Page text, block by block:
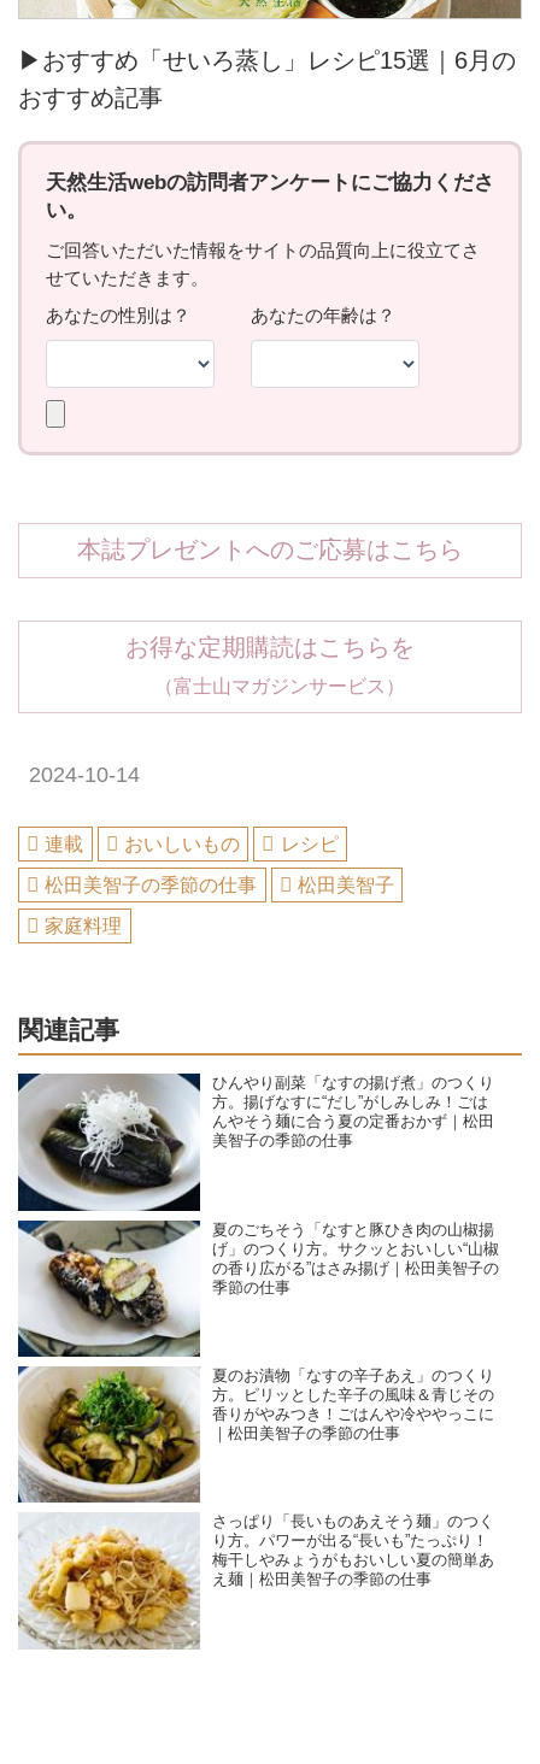
▶おすすめ「せいろ蒸し」レシピ15選｜6月の
おすすめ記事
本誌プレゼントへのご応募はこちら
お得な定期購読はこちらを
（富士山マガジンサービス）
2024-10-14
連載 おいしいもの
レシピ
松田美智子の季節の仕事
松田美智子
家庭料理
関連記事
ひんやり副菜「なすの揚げ煮」のつくり
方。揚げなすに“だし”がしみしみ！ごは
んやそう麺に合う夏の定番おかず｜松田
美智子の季節の仕事
夏のごちそう「なすと豚ひき肉の山椒揚
げ」のつくり方。サクッとおいしい“山椒
の香り広がる”はさみ揚げ｜松田美智子の
季節の仕事
夏のお漬物「なすの辛子あえ」のつくり
方。ピリッとした辛子の風味＆青じその
香りがやみつき！ごはんや冷ややっこに
｜松田美智子の季節の仕事
さっぱり「長いものあえそう麺」のつく
り方。パワーが出る“長いも”たっぷり！
梅干しやみょうがもおいしい夏の簡単あ
え麺｜松田美智子の季節の仕事